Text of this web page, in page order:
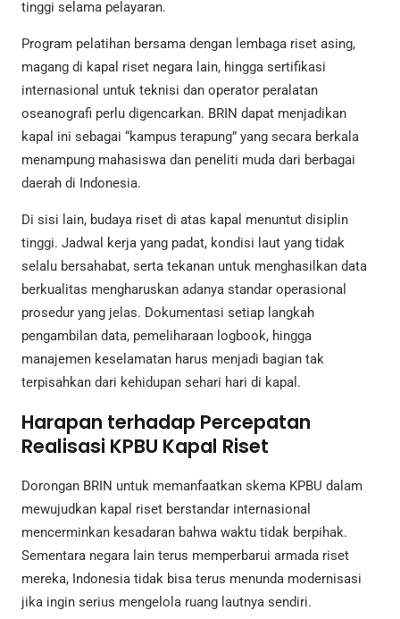
tinggi selama pelayaran.
Program pelatihan bersama dengan lembaga riset asing,
magang di kapal riset negara lain, hingga sertifikasi
internasional untuk teknisi dan operator peralatan
oseanografi perlu digencarkan. BRIN dapat menjadikan
kapal ini sebagai “kampus terapung” yang secara berkala
menampung mahasiswa dan peneliti muda dari berbagai
daerah di Indonesia.
Di sisi lain, budaya riset di atas kapal menuntut disiplin
tinggi. Jadwal kerja yang padat, kondisi laut yang tidak
selalu bersahabat, serta tekanan untuk menghasilkan data
berkualitas mengharuskan adanya standar operasional
prosedur yang jelas. Dokumentasi setiap langkah
pengambilan data, pemeliharaan logbook, hingga
manajemen keselamatan harus menjadi bagian tak
terpisahkan dari kehidupan sehari hari di kapal.
Harapan terhadap Percepatan
Realisasi KPBU Kapal Riset
Dorongan BRIN untuk memanfaatkan skema KPBU dalam
mewujudkan kapal riset berstandar internasional
mencerminkan kesadaran bahwa waktu tidak berpihak.
Sementara negara lain terus memperbarui armada riset
mereka, Indonesia tidak bisa terus menunda modernisasi
jika ingin serius mengelola ruang lautnya sendiri.